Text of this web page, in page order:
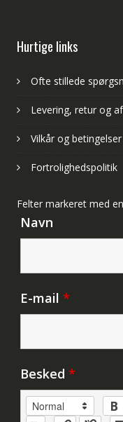
Hurtige links
Ofte stillede
Levering, retur og
Vilkår og betingelser
Fortrolighedspolitik
Felter markeret med en
Navn
E-mail *
Besked *